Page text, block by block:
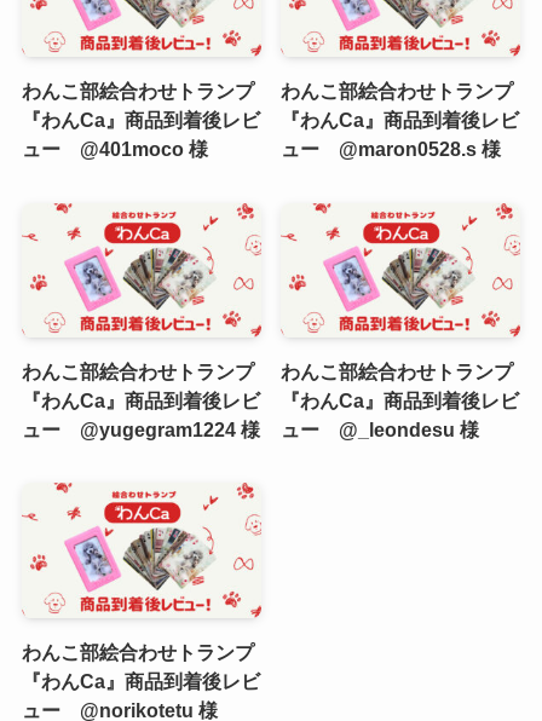
わんこ部絵合わせトランプ
『わんCa』商品到着後レビ
ュー @401moco 様
わんこ部絵合わせトランプ
『わんCa』商品到着後レビ
ュー @maron0528.s 様
わんこ部絵合わせトランプ
『わんCa』商品到着後レビ
ュー @yugegram1224 様
わんこ部絵合わせトランプ
『わんCa』商品到着後レビ
ュー @_leondesu 様
わんこ部絵合わせトランプ
『わんCa』商品到着後レビ
ュー @norikotetu 様